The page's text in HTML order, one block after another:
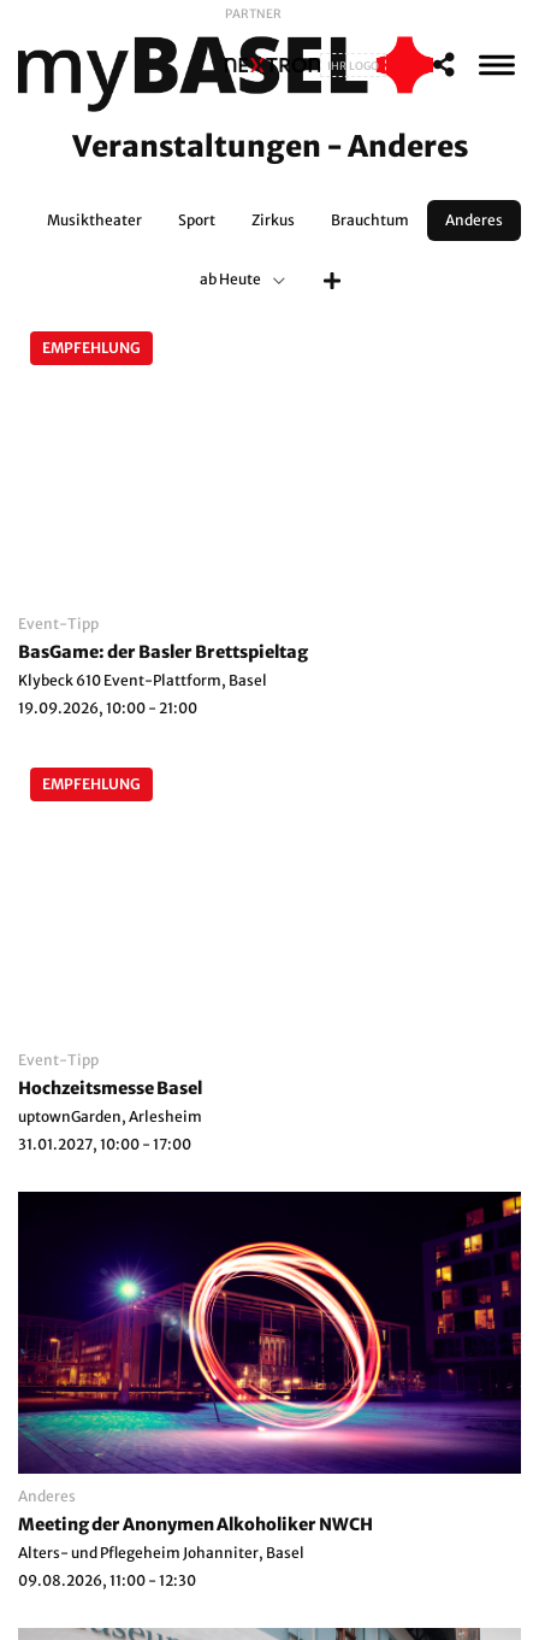
PARTNER
IHR LOGO
Veranstaltungen - Anderes
Musiktheater Sport Zirkus Brauchtum Anderes
ab Heute
EMPFEHLUNG
Event-Tipp
BasGame: der Basler Brettspieltag
Klybeck 610 Event-Plattform, Basel
19.09.2026, 10:00 - 21:00
EMPFEHLUNG
Event-Tipp
Hochzeitsmesse Basel
uptownGarden, Arlesheim
31.01.2027, 10:00 - 17:00
Anderes
Meeting der Anonymen Alkoholiker NWCH
Alters- und Pflegeheim Johanniter, Basel
09.08.2026, 11:00 - 12:30